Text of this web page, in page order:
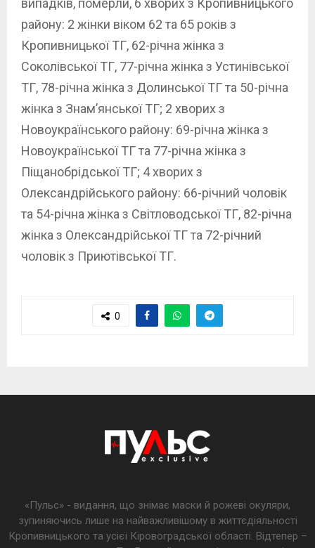
випадків, померли, 6 хворих з Кропивницького
району: 2 жінки віком 62 та 65 років з
Кропивницької ТГ, 62-річна жінка з
Соколівської ТГ, 77-річна жінка з Устинівської
ТГ, 78-річна жінка з Долинської ТГ та 50-річна
жінка з Знам’янської ТГ; 2 хворих з
Новоукраїнського району: 69-річна жінка з
Новоукраїнської ТГ та 77-річна жінка з
Піщанобрідської ТГ; 4 хворих з
Олександрійського району: 66-річний чоловік
та 54-річна жінка з Світловодської ТГ, 82-річна
жінка з Олександрійської ТГ та 72-річний
чоловік з Приютівської ТГ.
0
«Пульс» - видання, що знімає маски й рожеві окуляри,
зупиняючись лише на найважливішому в життєдіяльності
Кропивницького та усієї Кіровоградської області. Відтепер –